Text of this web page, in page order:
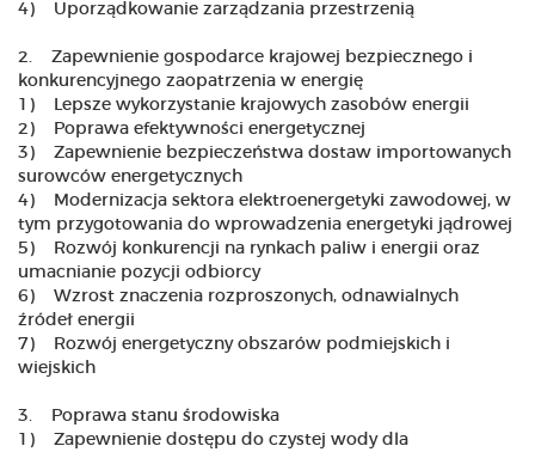
4) Uporządkowanie zarządzania przestrzenią
2. Zapewnienie gospodarce krajowej bezpiecznego i
konkurencyjnego zaopatrzenia w energię
1) Lepsze wykorzystanie krajowych zasobów energii
2) Poprawa efektywności energetycznej
3) Zapewnienie bezpieczeństwa dostaw importowanych
surowców energetycznych
4) Modernizacja sektora elektroenergetyki zawodowej, w
tym przygotowania do wprowadzenia energetyki jądrowej
5) Rozwój konkurencji na rynkach paliw i energii oraz
umacnianie pozycji odbiorcy
6) Wzrost znaczenia rozproszonych, odnawialnych
źródeł energii
7) Rozwój energetyczny obszarów podmiejskich i
wiejskich
3. Poprawa stanu środowiska
1) Zapewnienie dostępu do czystej wody dla